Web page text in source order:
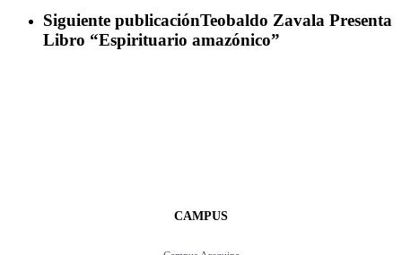
Siguiente publicaciónTeobaldo Zavala Presenta
Libro “Espirituario amazónico”
CAMPUS